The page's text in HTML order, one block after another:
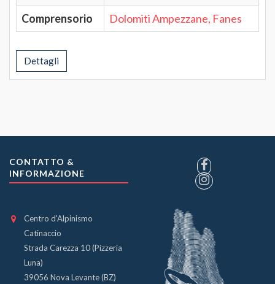
Comprensorio
Dolomiti Ampezzane, Fanes
Dettagli
CONTATTO &
INFORMAZIONE
Centro d'Alpinismo
Catinaccio
Strada Carezza 10 (Pizzeria
Luna)
39056 Nova Levante (BZ)